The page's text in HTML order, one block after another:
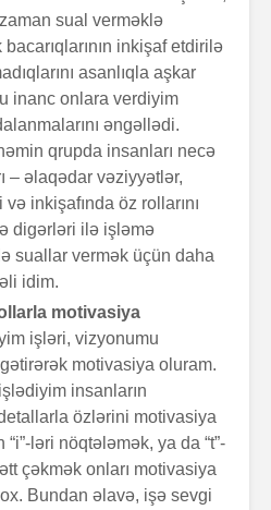
zaman sual verməklə
inkişaf etdirilə
asanlıqla aşkar
inanc onlara verdiyim
əngəllədi.
qrupda insanları necə
– əlaqədar vəziyyətlər,
inkişafında öz rollarını
digərləri ilə işləmə
suallar vermək üçün daha
idim.
motivasiya
işləri, vizyonumu
motivasiya oluram.
insanların
özlərini motivasiya
ləri nöqtələmək, ya da “t”-
çəkmək onları motivasiya
Bundan əlavə, işə sevgi